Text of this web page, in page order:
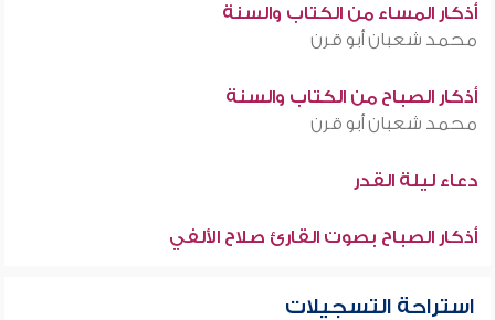
أذكار المساء من الكتاب والسنة
محمد شعبان أبو قرن
أذكار الصباح من الكتاب والسنة
محمد شعبان أبو قرن
دعاء ليلة القدر
أذكار الصباح بصوت القارئ صلاح الألفي
استراحة التسجيلات